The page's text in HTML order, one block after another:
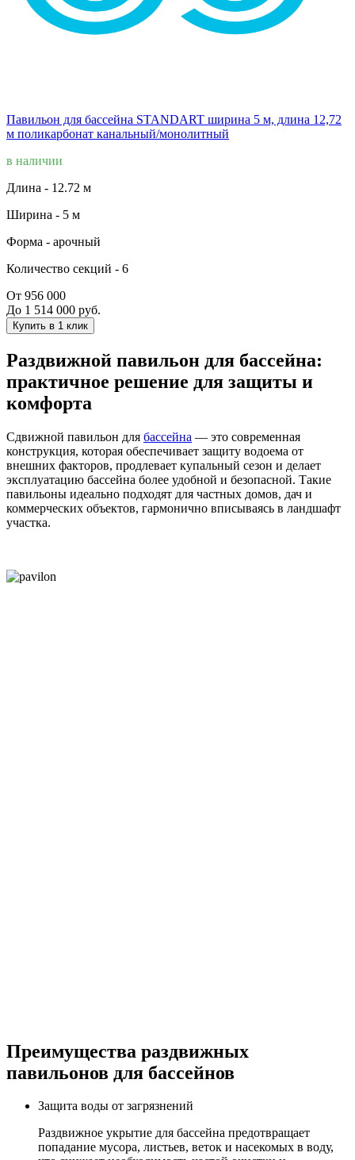
Павильон для бассейна STANDART ширина 5 м, длина 12,72
м поликарбонат канальный/монолитный
в наличии
Длина - 12.72 м
Ширина - 5 м
Форма - арочный
Количество секций - 6
От 956 000
До 1 514 000 руб.
Купить в 1 клик
Раздвижной павильон для бассейна:
практичное решение для защиты и
комфорта
Сдвижной павильон для бассейна — это современная
конструкция, которая обеспечивает защиту водоема от
внешних факторов, продлевает купальный сезон и делает
эксплуатацию бассейна более удобной и безопасной. Такие
павильоны идеально подходят для частных домов, дач и
коммерческих объектов, гармонично вписываясь в ландшафт
участка.
Преимущества раздвижных
павильонов для бассейнов
Защита воды от загрязнений
Раздвижное укрытие для бассейна предотвращает
попадание мусора, листьев, веток и насекомых в воду,